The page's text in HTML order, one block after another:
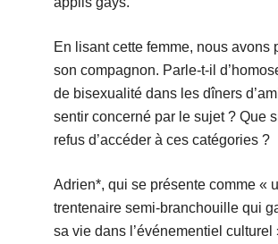
En lisant cette femme, nous avons
son compagnon. Parle-t-il
de bisexualité dans les dîners
sentir concerné par le sujet ? Que
refus d’accéder à ces catégories ?
Adrien*, qui se présente comme «
trentenaire semi-branchouille qui
sa vie dans l’événementiel culturel